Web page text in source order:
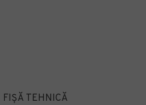
FIȘĂ TEHNICĂ